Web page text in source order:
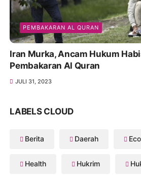
PEMBAKARAN AL QURAN
Iran Murka, Ancam Hukum
Pembakaran Al Quran
JULI 31, 2023
LABELS CLOUD
Berita Daerah
Health Hukrim